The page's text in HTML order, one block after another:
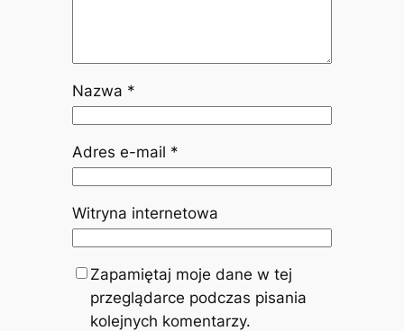
Nazwa *
Adres e-mail *
Witryna internetowa
Zapamiętaj moje dane w tej
przeglądarce podczas pisania
kolejnych komentarzy.